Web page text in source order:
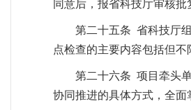
同意后，报省科技厅审核批
第二十五条 省科技厅
点检查的主要内容包括但
第二十六条 项目牵头
协同推进的具体方式，全